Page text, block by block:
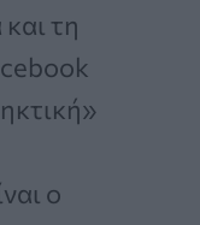
τη
ο